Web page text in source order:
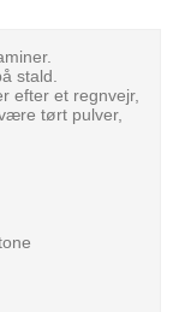
stald.
efter et regnvejr,
tørt pulver,